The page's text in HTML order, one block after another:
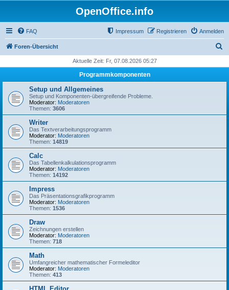
OpenOffice.info
FAQ Anmelden
Registrieren
Impressum
Foren-Übersicht
h
Aktuelle Zeit: Fr, 07.08.2026 05:27
Programmkomponenten
Setup und Allgemeines
Setup und Komponenten-übergreifende Probleme.
Moderator: Moderatoren
Themen: 3606
Writer
Das Textverarbeitungsprogramm
Moderator: Moderatoren
Themen: 14819
Calc
Das Tabellenkalkulationsprogramm
Moderator: Moderatoren
Themen: 14192
Impress
Das Präsentationsgrafikprogramm
Moderator: Moderatoren
Themen: 1536
Draw
Zeichnungen erstellen
Moderator: Moderatoren
Themen: 718
Math
Umfangreicher mathematischer Formeleditor
Moderator: Moderatoren
Themen: 413